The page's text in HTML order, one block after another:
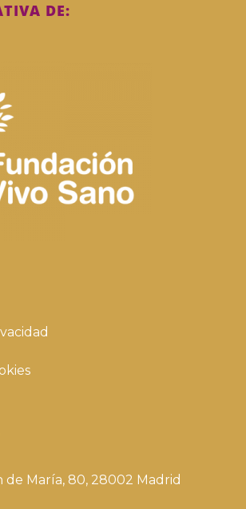
DE:
de María, 80, 28002 Madrid